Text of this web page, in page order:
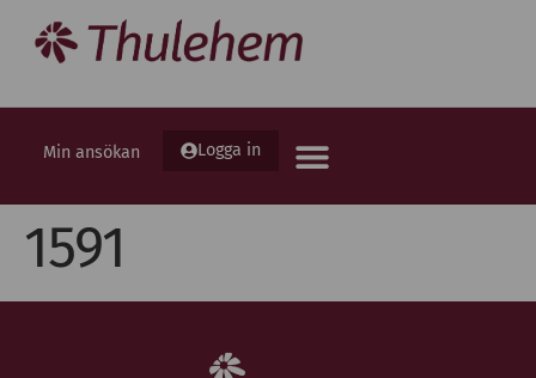
Min ansökan Logga in
1591